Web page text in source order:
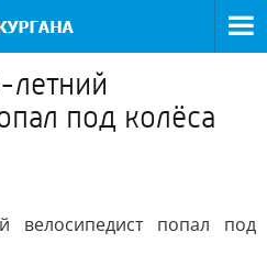
под колёса
велосипедист попал под